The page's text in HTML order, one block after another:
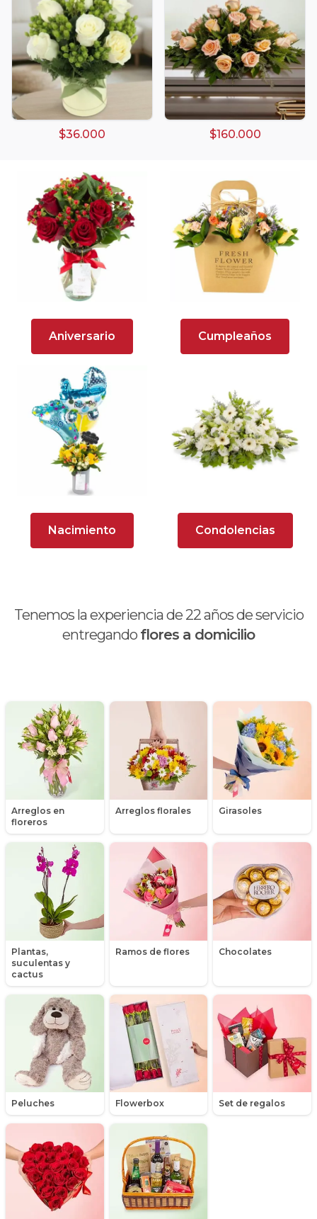
$36.000 $160.000
Aniversario Cumpleaños
Nacimiento Condolencias
Tenemos la experiencia de 22años de servicio
entregando flores a domicilio
Arreglos en
floreros
Arreglos florales Girasoles
Plantas,
suculentas y
cactus
Ramos de flores Chocolates
Peluches Flowerbox Set de regalos
Arreglos damasco
Arreglos de Globos
Arreglos Florales
Arreglos florales amarillos
Arreglos florales de color rojo
Arreglos Florales en Florero
Arreglos florales en tono blanco
Arreglos florales en tono lila
Arreglos florales en tono naranja
Arreglos Florales para Aniversario
Arreglos florales para dar agradecimiento
Arreglos Florales para Defunciones
Arreglos Florales para Eventos
Arreglos florales románticos
Ave del Paraíso (Strelitzia)
Chocolates y galletas
Día de la secretaria
Flores y Regalos de Navidad
Gerberas
Girasoles
Globos
Graduación
Hipericum
Libros
Maules
Mensajes
Minirosas
Nacimiento de niños
Nacimientos
Nacimientos de niñas
Packs de productos
Peluches